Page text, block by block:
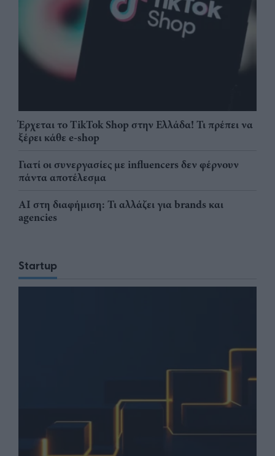
Έρχεται το TikTok Shop στην Ελλάδα! Τι πρέπει να
ξέρει κάθε e-shop
Γιατί οι συνεργασίες με influencers δεν φέρνουν
πάντα αποτέλεσμα
AI στη διαφήμιση: Τι αλλάζει για brands και
agencies
Startup